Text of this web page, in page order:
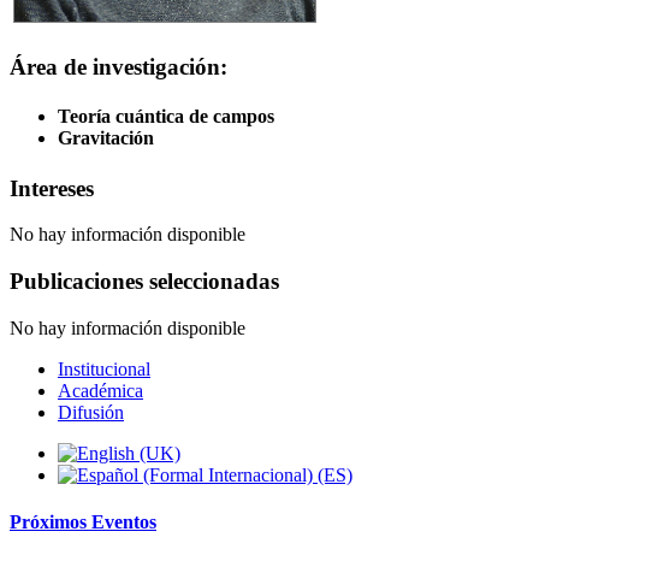
Área de investigación:
Teoría cuántica de campos
Gravitación
Intereses
No hay información disponible
Publicaciones seleccionadas
No hay información disponible
Institucional
Académica
Difusión
Próximos Eventos